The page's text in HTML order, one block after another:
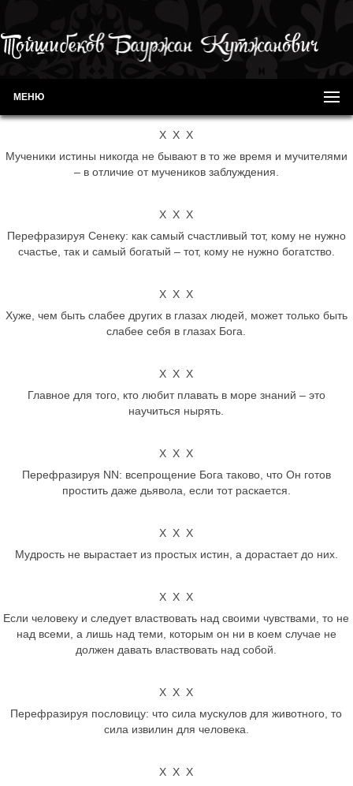
МЕНЮ
Х Х Х
Мученики истины никогда не бывают в то же время и мучителями
– в отличие от мучеников заблуждения.
Х Х Х
Перефразируя Сенеку: как самый счастливый тот, кому не нужно
счастье, так и самый богатый – тот, кому не нужно богатство.
Х Х Х
Хуже, чем быть слабее других в глазах людей, может только быть
слабее себя в глазах Бога.
Х Х Х
Главное для того, кто любит плавать в море знаний – это
научиться нырять.
Х Х Х
Перефразируя NN: всепрощение Бога таково, что Он готов
простить даже дьявола, если тот раскается.
Х Х Х
Мудрость не вырастает из простых истин, а дорастает до них.
Х Х Х
Если человеку и следует властвовать над своими чувствами, то не
над всеми, а лишь над теми, которым он ни в коем случае не
должен давать властвовать над собой.
Х Х Х
Перефразируя пословицу: что сила мускулов для животного, то
сила извилин для человека.
Х Х Х